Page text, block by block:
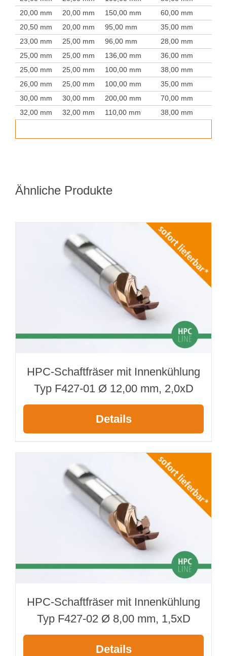
20,00 mm
20,00 mm 150,00 mm 60,00 mm
20,50 mm
20,00 mm 95,00 mm 35,00 mm
23,00 mm
25,00 mm 96,00 mm 28,00 mm
25,00 mm
25,00 mm 136,00 mm 36,00 mm
25,00 mm
25,00 mm 100,00 mm 38,00 mm
26,00 mm
25,00 mm 100,00 mm 35,00 mm
30,00 mm
30,00 mm 200,00 mm 70,00 mm
32,00 mm
32,00 mm 110,00 mm 38,00 mm
Ähnliche Produkte
HPC-Schaftfräser mit Innenkühlung
Typ F427-01 Ø 12,00 mm, 2,0xD
Details
HPC-Schaftfräser mit Innenkühlung
Typ F427-02 Ø 8,00 mm, 1,5xD
Details